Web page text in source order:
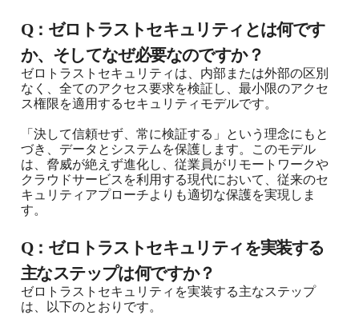
Q：ゼロトラストセキュリティとは何です
か、そしてなぜ必要なのですか？
ゼロトラストセキュリティは、内部または外部の区別
なく、全てのアクセス要求を検証し、最小限のアクセ
ス権限を適用するセキュリティモデルです。
「決して信頼せず、常に検証する」という理念にもと
づき、データとシステムを保護します。このモデル
は、脅威が絶えず進化し、従業員がリモートワークや
クラウドサービスを利用する現代において、従来のセ
キュリティアプローチよりも適切な保護を実現しま
す。
Q：ゼロトラストセキュリティを実装する
主なステップは何ですか？
ゼロトラストセキュリティを実装する主なステップ
は、以下のとおりです。